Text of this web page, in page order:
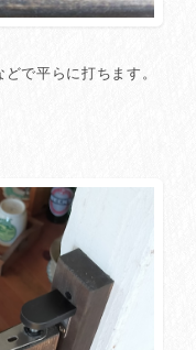
で平らに打ちます。